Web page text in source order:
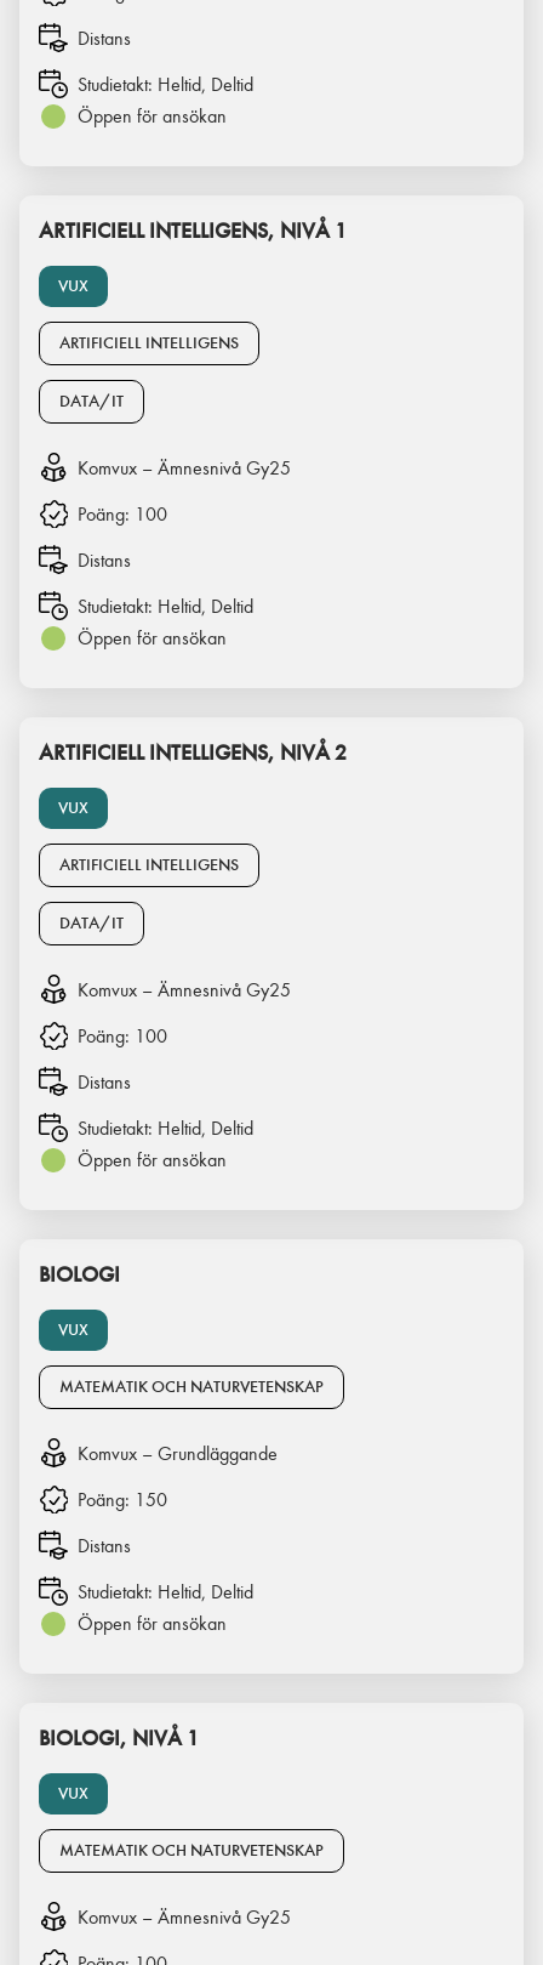
Distans
Studietakt: Heltid, Deltid
Öppen för ansökan
VUX
ARTIFICIELL INTELLIGENS, NIVÅ 1
ARTIFICIELL INTELLIGENS
DATA/IT
Komvux – Ämnesnivå Gy25
Poäng: 100
Distans
Studietakt: Heltid, Deltid
Öppen för ansökan
VUX
ARTIFICIELL INTELLIGENS, NIVÅ 2
ARTIFICIELL INTELLIGENS
DATA/IT
Komvux – Ämnesnivå Gy25
Poäng: 100
Distans
Studietakt: Heltid, Deltid
Öppen för ansökan
VUX
BIOLOGI
MATEMATIK OCH NATURVETENSKAP
Komvux – Grundläggande
Poäng: 150
Distans
Studietakt: Heltid, Deltid
Öppen för ansökan
VUX
BIOLOGI, NIVÅ 1
MATEMATIK OCH NATURVETENSKAP
Komvux – Ämnesnivå Gy25